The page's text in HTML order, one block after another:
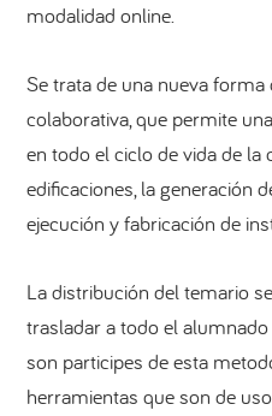
modalidad online.
Se trata de una nueva
colaborativa, que permite
en todo el ciclo de vida de la
edificaciones, la generación
ejecución y fabricación de
La distribución del temario
trasladar a todo el
son participes de esta
herramientas que son de